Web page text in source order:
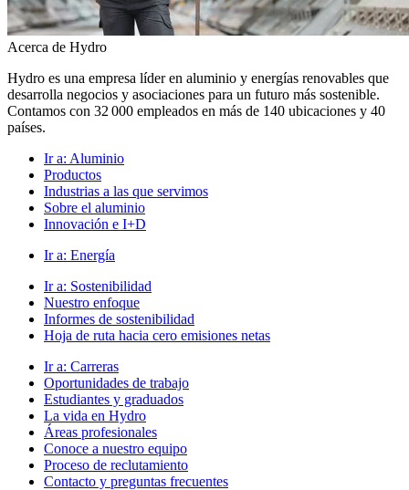
Acerca de Hydro
Hydro es una empresa líder en aluminio y energías renovables que
desarrolla negocios y asociaciones para un futuro más sostenible.
Contamos con 32 000 empleados en más de 140 ubicaciones y 40
países.
Ir a: Aluminio
Productos
Industrias a las que servimos
Sobre el aluminio
Innovación e I+D
Ir a: Energía
Ir a: Sostenibilidad
Nuestro enfoque
Informes de sostenibilidad
Hoja de ruta hacia cero emisiones netas
Ir a: Carreras
Oportunidades de trabajo
Estudiantes y graduados
La vida en Hydro
Áreas profesionales
Conoce a nuestro equipo
Proceso de reclutamiento
Contacto y preguntas frecuentes